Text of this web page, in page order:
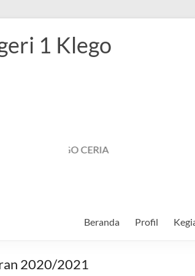
1 Klego
Beranda Profil
2020/2021